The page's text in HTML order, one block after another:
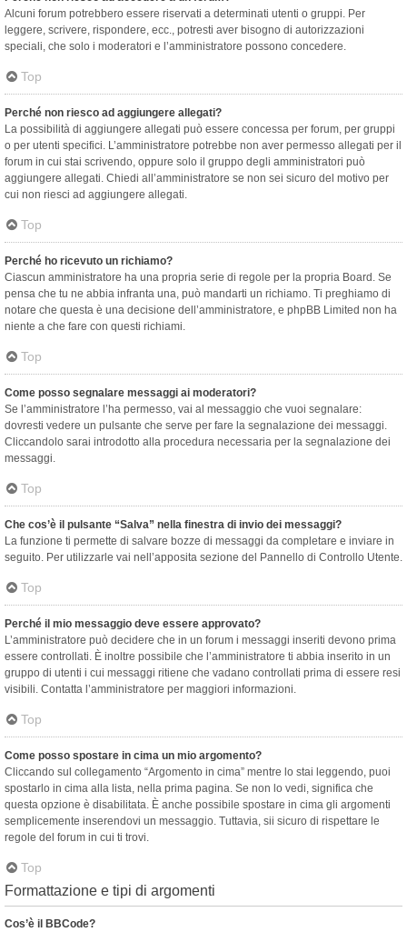
Alcuni forum potrebbero essere riservati a determinati utenti o gruppi. Per
leggere, scrivere, rispondere, ecc., potresti aver bisogno di autorizzazioni
speciali, che solo i moderatori e l’amministratore possono concedere.
Top
Perché non riesco ad aggiungere allegati?
La possibilità di aggiungere allegati può essere concessa per forum, per gruppi
o per utenti specifici. L’amministratore potrebbe non aver permesso allegati per il
forum in cui stai scrivendo, oppure solo il gruppo degli amministratori può
aggiungere allegati. Chiedi all’amministratore se non sei sicuro del motivo per
cui non riesci ad aggiungere allegati.
Top
Perché ho ricevuto un richiamo?
Ciascun amministratore ha una propria serie di regole per la propria Board. Se
pensa che tu ne abbia infranta una, può mandarti un richiamo. Ti preghiamo di
notare che questa è una decisione dell’amministratore, e phpBB Limited non ha
niente a che fare con questi richiami.
Top
Come posso segnalare messaggi ai moderatori?
Se l’amministratore l’ha permesso, vai al messaggio che vuoi segnalare:
dovresti vedere un pulsante che serve per fare la segnalazione dei messaggi.
Cliccandolo sarai introdotto alla procedura necessaria per la segnalazione dei
messaggi.
Top
Che cos’è il pulsante “Salva” nella finestra di invio dei messaggi?
La funzione ti permette di salvare bozze di messaggi da completare e inviare in
seguito. Per utilizzarle vai nell’apposita sezione del Pannello di Controllo Utente.
Top
Perché il mio messaggio deve essere approvato?
L’amministratore può decidere che in un forum i messaggi inseriti devono prima
essere controllati. È inoltre possibile che l’amministratore ti abbia inserito in un
gruppo di utenti i cui messaggi ritiene che vadano controllati prima di essere resi
visibili. Contatta l’amministratore per maggiori informazioni.
Top
Come posso spostare in cima un mio argomento?
Cliccando sul collegamento “Argomento in cima” mentre lo stai leggendo, puoi
spostarlo in cima alla lista, nella prima pagina. Se non lo vedi, significa che
questa opzione è disabilitata. È anche possibile spostare in cima gli argomenti
semplicemente inserendovi un messaggio. Tuttavia, sii sicuro di rispettare le
regole del forum in cui ti trovi.
Top
Formattazione e tipi di argomenti
Cos’è il BBCode?